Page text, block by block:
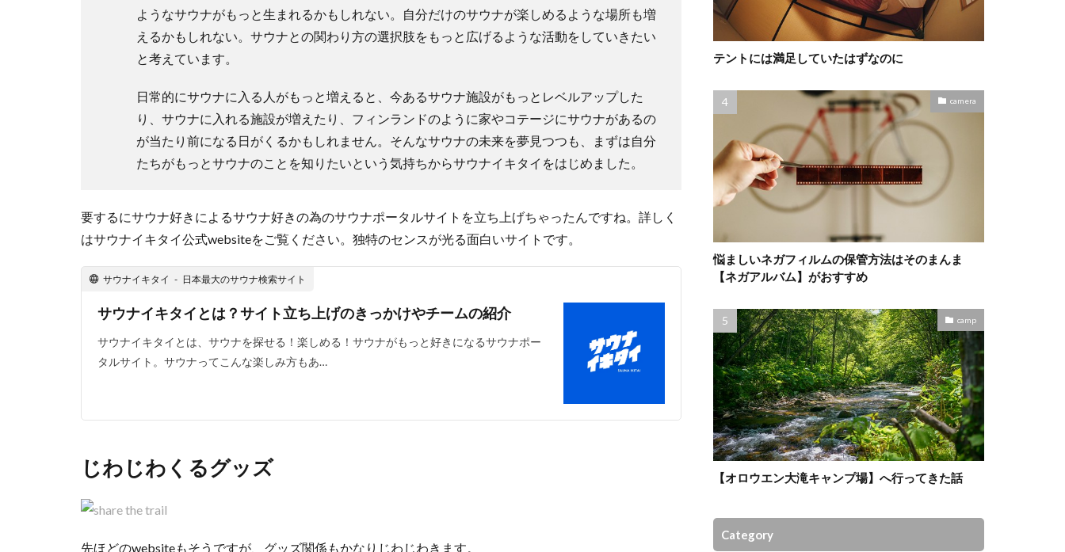
ようなサウナがもっと生まれるかもしれない。自分だけのサウナが楽しめるような場所も増
えるかもしれない。サウナとの関わり方の選択肢をもっと広げるような活動をしていきたい
と考えています。
日常的にサウナに入る人がもっと増えると、今あるサウナ施設がもっとレベルアップした
り、サウナに入れる施設が増えたり、フィンランドのように家やコテージにサウナがあるの
が当たり前になる日がくるかもしれません。そんなサウナの未来を夢見つつも、まずは自分
たちがもっとサウナのことを知りたいという気持ちからサウナイキタイをはじめました。
要するにサウナ好きによるサウナ好きの為のサウナポータルサイトを立ち上げちゃったんですね。詳しく
はサウナイキタイ公式websiteをご覧ください。独特のセンスが光る面白いサイトです。
サウナイキタイ - 日本最大のサウナ検索サイト
サウナイキタイとは？サイト立ち上げのきっかけやチームの紹介
サウナイキタイとは、サウナを探せる！楽しめる！サウナがもっと好きになるサウナポー
タルサイト。サウナってこんな楽しみ方もあ…
じわじわくるグッズ
先ほどのwebsiteもそうですが、グッズ関係もかなりじわじわきます。
テントには満足していたはずなのに
camera
悩ましいネガフィルムの保管方法はそのまんま
【ネガアルバム】がおすすめ
camp
【オロウエン大滝キャンプ場】へ行ってきた話
Category